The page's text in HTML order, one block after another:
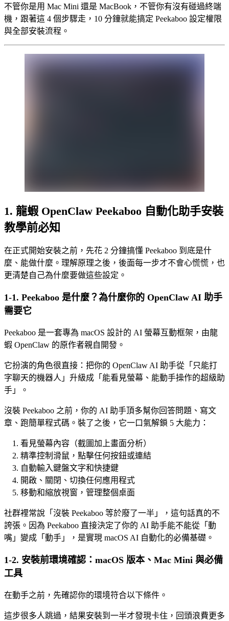
不管你是用 Mac Mini 還是 MacBook，不管你有沒有碰過終端
機，跟著這 4 個步驟走，10 分鐘就能搞定 Peekaboo 設定權限
與全部安裝流程。
1. 龍蝦 OpenClaw Peekaboo 自動化助手安裝
教學前必知
在正式開始安裝之前，先花 2 分鐘搞懂 Peekaboo 到底是什
麼、能做什麼。理解原理之後，後面每一步才不會心慌慌，也
更清楚自己為什麼要做這些設定。
1-1. Peekaboo 是什麼？為什麼你的 OpenClaw AI 助手
需要它
Peekaboo 是一套專為 macOS 設計的 AI 螢幕互動框架，由龍
蝦 OpenClaw 的原作者親自開發。
它扮演的角色很直接：把你的 OpenClaw AI 助手從「只能打
字聊天的機器人」升級成「能看見螢幕、能動手操作的超級助
手」。
沒裝 Peekaboo 之前，你的 AI 助手頂多幫你回答問題、寫文
章、跑簡單程式碼。裝了之後，它一口氣解鎖 5 大能力：
看見螢幕內容（截圖加上畫面分析）
精準控制滑鼠，點擊任何按鈕或連結
自動輸入鍵盤文字和快捷鍵
開啟、關閉、切換任何應用程式
移動和縮放視窗，管理整個桌面
社群裡常說「沒裝 Peekaboo 等於廢了一半」，這句話真的不
誇張。因為 Peekaboo 直接決定了你的 AI 助手能不能從「動
嘴」變成「動手」，是實現 macOS AI 自動化的必備基礎。
1-2. 安裝前環境確認：macOS 版本、Mac Mini 與必備
工具
在動手之前，先確認你的環境符合以下條件。
這步很多人跳過，結果安裝到一半才發現卡住，回頭浪費更多